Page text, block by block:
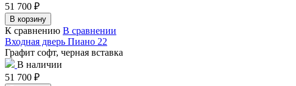
51 700 ₽
В корзину
К сравнению В сравнении
Входная дверь Пиано 22
Графит софт, черная вставка
В наличии
51 700 ₽